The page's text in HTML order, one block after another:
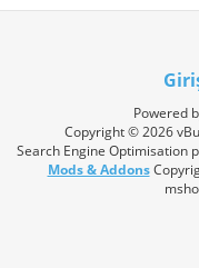
Powered
Copyright © 2026
Search Engine Optimisation
Mods & Addons